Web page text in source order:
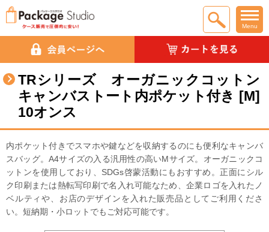
Menu
TRシリーズ オーガニックコットン
キャンバストート内ポケット付き [M]
10オンス
内ポケット付きでスマホや鍵などを収納するのにも便利なキャンバ
スバッグ。A4サイズの入る汎用性の高いMサイズ。オーガニックコ
ットンを使用しており、SDGs啓蒙活動にもおすすめ。正面にシル
ク印刷または熱転写印刷で名入れ可能なため、企業ロゴを入れたノ
ベルティや、お店のデザインを入れた販売品としてご利用くださ
い。短納期・小ロットでもご対応可能です。